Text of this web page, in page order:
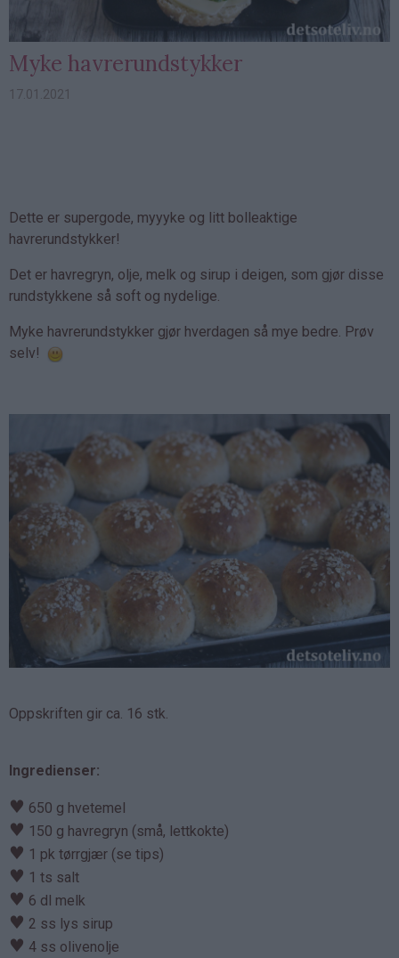
Myke havrerundstykker
17.01.2021
Dette er supergode, myyyke og litt bolleaktige
havrerundstykker!
Det er havregryn, olje, melk og sirup i deigen, som gjør disse
rundstykkene så soft og nydelige.
Myke havrerundstykker gjør hverdagen så mye bedre. Prøv
selv!
Oppskriften gir ca. 16 stk.
Ingredienser:
♥ 650 g hvetemel
♥ 150 g havregryn (små, lettkokte)
♥ 1 pk tørrgjær (se tips)
♥ 1 ts salt
♥ 6 dl melk
♥ 2 ss lys sirup
♥ 4 ss olivenolje